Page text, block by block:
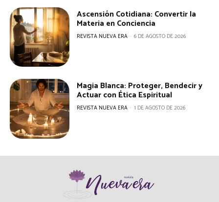
Ascensión Cotidiana: Convertir la
Materia en Conciencia
REVISTA NUEVA ERA - 6 DE AGOSTO DE 2026
Magia Blanca: Proteger, Bendecir y
Actuar con Ética Espiritual
REVISTA NUEVA ERA - 1 DE AGOSTO DE 2026